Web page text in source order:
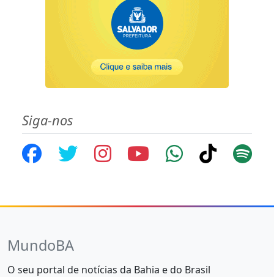
Siga-nos
MundoBA
O seu portal de notícias da Bahia e do Brasil